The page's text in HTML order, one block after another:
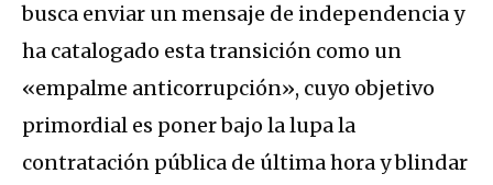
busca enviar un mensaje de independencia y
ha catalogado esta transición como un
«empalme anticorrupción», cuyo objetivo
primordial es poner bajo la lupa la
contratación pública de última hora y blindar